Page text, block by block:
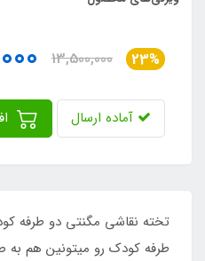
23%
13,500,000
آماده ارسال
تخته نقاشی مگنتی دو طرفه
طرفه کودک رو میتونین هم به